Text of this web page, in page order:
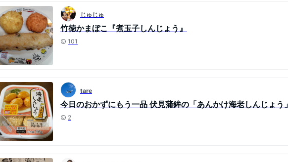
じゅじゅ
竹徳かまぼこ『煮玉子しんじょう』
101
tare
今日のおかずにもう一品 伏見蒲鉾の「あんかけ海老しんじょう
2